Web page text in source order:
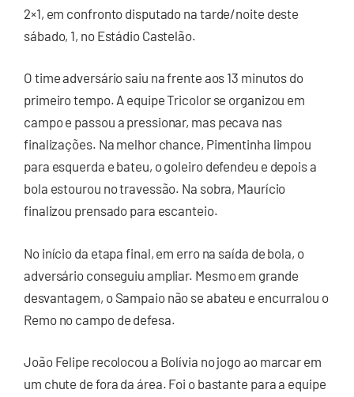
2×1, em confronto disputado na tarde/noite deste
sábado, 1, no Estádio Castelão.
O time adversário saiu na frente aos 13 minutos do
primeiro tempo. A equipe Tricolor se organizou em
campo e passou a pressionar, mas pecava nas
finalizações. Na melhor chance, Pimentinha limpou
para esquerda e bateu, o goleiro defendeu e depois a
bola estourou no travessão. Na sobra, Maurício
finalizou prensado para escanteio.
No início da etapa final, em erro na saída de bola, o
adversário conseguiu ampliar. Mesmo em grande
desvantagem, o Sampaio não se abateu e encurralou o
Remo no campo de defesa.
João Felipe recolocou a Bolívia no jogo ao marcar em
um chute de fora da área. Foi o bastante para a equipe